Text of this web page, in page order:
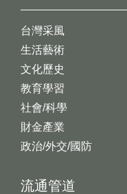
台灣采風
生活藝術
文化歷史
教育學習
社會/科學
財金產業
政治/外交/國防
流通管道